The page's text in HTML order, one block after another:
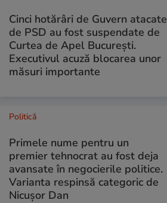
Cinci hotărâri de Guvern atacate
de PSD au fost suspendate de
Curtea de Apel București.
Executivul acuză blocarea unor
măsuri importante
Politică
Primele nume pentru un
premier tehnocrat au fost deja
avansate în negocierile politice.
Varianta respinsă categoric de
Nicușor Dan